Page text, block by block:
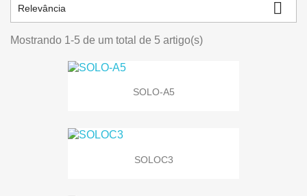
Relevância 
Mostrando 1-5 de um total de 5 artigo(s)
SOLO-A5
SOLOC3